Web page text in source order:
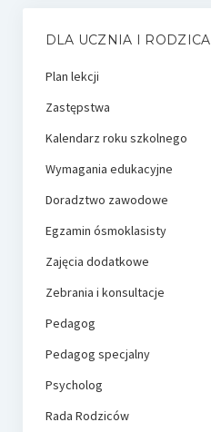
DLA UCZNIA I RODZICA
Plan lekcji
Zastępstwa
Kalendarz roku szkolnego
Wymagania edukacyjne
Doradztwo zawodowe
Egzamin ósmoklasisty
Zajęcia dodatkowe
Zebrania i konsultacje
Pedagog
Pedagog specjalny
Psycholog
Rada Rodziców